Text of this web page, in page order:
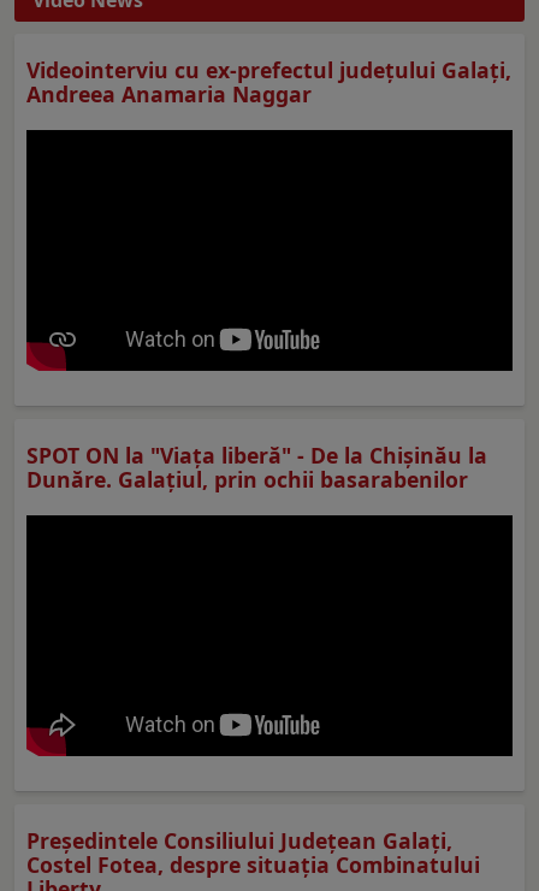
Videointerviu cu ex-prefectul judeţului Galaţi,
Andreea Anamaria Naggar
SPOT ON la "Viaţa liberă" - De la Chișinău la
Dunăre. Galațiul, prin ochii basarabenilor
Preşedintele Consiliului Judeţean Galaţi,
Costel Fotea, despre situaţia Combinatului